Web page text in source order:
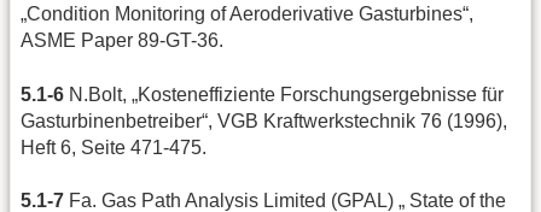
„Condition Monitoring of Aeroderivative Gasturbines“,
ASME Paper 89-GT-36.
5.1-6 N.Bolt, „Kosteneffiziente Forschungsergebnisse für
Gasturbinenbetreiber“, VGB Kraftwerkstechnik 76 (1996),
Heft 6, Seite 471-475.
5.1-7 Fa. Gas Path Analysis Limited (GPAL) „ State of the